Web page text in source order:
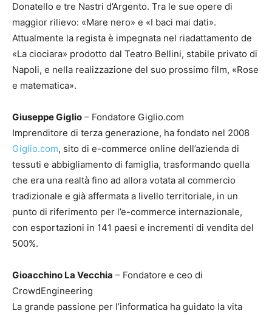
Donatello e tre Nastri d’Argento. Tra le sue opere di
maggior rilievo: «Mare nero» e «I baci mai dati».
Attualmente la regista è impegnata nel riadattamento de
«La ciociara» prodotto dal Teatro Bellini, stabile privato di
Napoli, e nella realizzazione del suo prossimo film, «Rose
e matematica».
Giuseppe Giglio – Fondatore Giglio.com
Imprenditore di terza generazione, ha fondato nel 2008
Giglio.com, sito di e-commerce online dell’azienda di
tessuti e abbigliamento di famiglia, trasformando quella
che era una realtà fino ad allora votata al commercio
tradizionale e già affermata a livello territoriale, in un
punto di riferimento per l’e-commerce internazionale,
con esportazioni in 141 paesi e incrementi di vendita del
500%.
Gioacchino La Vecchia – Fondatore e ceo di
CrowdEngineering
La grande passione per l’informatica ha guidato la vita